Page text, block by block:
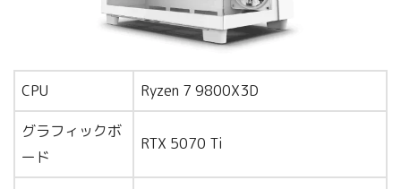
CPU Ryzen 7 9800X3D
グラフィックボ
ード
RTX 5070 Ti